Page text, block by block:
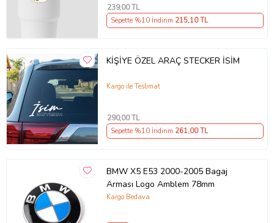
239,00 TL
Sepette %10 İndirim 215,10 TL
KİŞİYE ÖZEL ARAÇ STECKER İSİM
Kargo ile Teslimat
290,00 TL
Sepette %10 İndirim 261,00 TL
BMW X5 E53 2000-2005 Bagaj
Arması Logo Amblem 78mm
Kargo Bedava